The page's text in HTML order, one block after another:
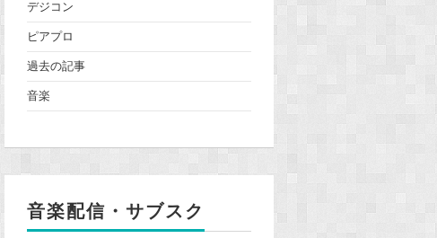
デジコン
ピアプロ
過去の記事
音楽
音楽配信・サブスク